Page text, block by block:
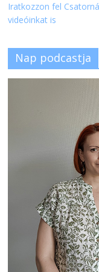
Iratkozzon fel
videóinkat is
Nap podcastja